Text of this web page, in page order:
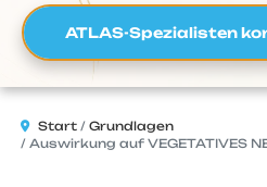
ATLAS-Spezialisten
Start
Grundlagen
Auswirkung auf VEGETATIVES